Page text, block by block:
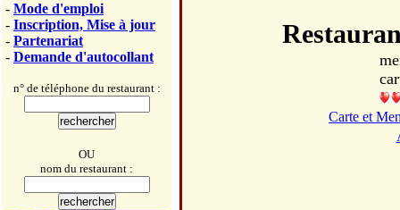
- Mode d'emploi
- Inscription, Mise à jour
- Partenariat
- Demande d'autocollant
n° de téléphone du restaurant :
OU
nom du restaurant :
Carte et